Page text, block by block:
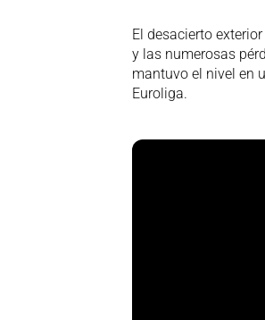
El desacierto
y las numerosas
mantuvo el nivel en
Euroliga.